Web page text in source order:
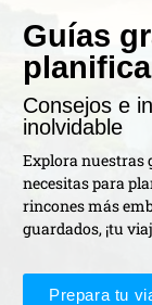
Guías
Consejos e
inolvidable
Explora nuestras
necesitas para
rincones más
guardados, ¡tu
Prepara tu